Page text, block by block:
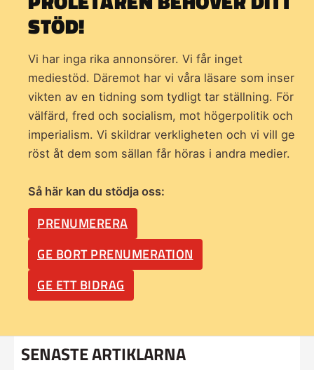
STÖD!
Vi har inga rika annonsörer. Vi får inget
mediestöd. Däremot har vi våra läsare som inser
vikten av en tidning som tydligt tar ställning. För
välfärd, fred och socialism, mot högerpolitik och
imperialism. Vi skildrar verkligheten och vi vill ge
röst åt dem som sällan får höras i andra medier.
Så här kan du stödja oss:
PRENUMERERA
GE BORT PRENUMERATION
GE ETT BIDRAG
SENASTE ARTIKLARNA